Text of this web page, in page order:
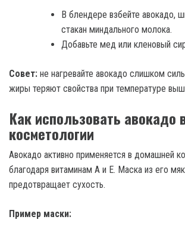
В блендере взбейте авокадо,
стакан миндального молока.
Добавьте мед или кленовый
Совет: не нагревайте авокадо слишком
жиры теряют свойства при температуре
Как использовать авокадо
косметологии
Авокадо активно применяется в домашней
благодаря витаминам A и E. Маска из его
предотвращает сухость.
Пример маски: